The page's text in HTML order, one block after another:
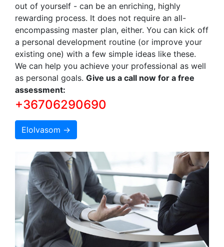
out of yourself - can be an enriching, highly
rewarding process. It does not require an all-
encompassing master plan, either. You can kick off
a personal development routine (or improve your
existing one) with a few simple ideas like these.
We can help you achieve your professional as well
as personal goals. Give us a call now for a free
assessment:
+36706290690
Elolvasom →